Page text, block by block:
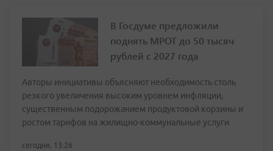
В Госдуме предложили
поднять МРОТ до 50 тысяч
рублей с 2027 года
Авторы инициативы объясняют необходимость столь
резкого увеличения высоким уровнем инфляции,
существенным подорожанием продуктовой корзины и
ростом тарифов на жилищно-коммунальные услуги
сегодня, 13:26